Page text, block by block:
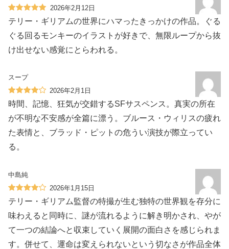
2026年2月12日
テリー・ギリアムの世界にハマったきっかけの作品。ぐる
ぐる回るモンキーのイラストが好きで、無限ループから抜
け出せない感覚にとらわれる。
スープ
2026年2月1日
時間、記憶、狂気が交錯するSFサスペンス。真実の所在
が不明な不安感が全篇に漂う。ブルース・ウィリスの疲れ
た表情と、ブラッド・ピットの危うい演技が際立ってい
る。
中島純
2026年1月15日
テリー・ギリアム監督の特撮が生む独特の世界観を存分に
味わえると同時に、謎が流れるように解き明かされ、やが
て一つの結論へと収束していく展開の面白さを感じられま
す。併せて、運命は変えられないという切なさが作品全体